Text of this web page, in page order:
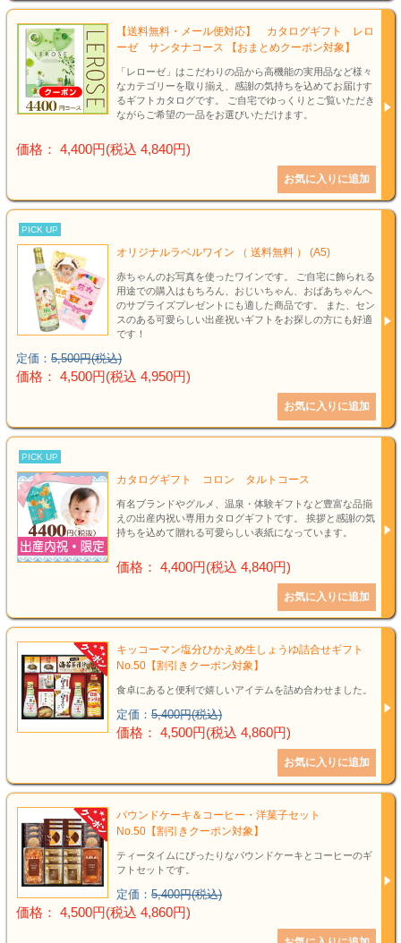
【送料無料・メール便対応】 カタログギフト レロ
ーゼ サンタナコース 【おまとめクーポン対象】
「レローゼ」はこだわりの品から高機能の実用品など様々
なカテゴリーを取り揃え、感謝の気持ちを込めてお届けす
るギフトカタログです。 ご自宅でゆっくりとご覧いただき
ながらご希望の一品をお選びいただけます。
価格： 4,400円(税込 4,840円)
PICK UP
オリジナルラベルワイン （ 送料無料 ） (A5)
赤ちゃんのお写真を使ったワインです。 ご自宅に飾られる
用途での購入はもちろん、おじいちゃん、おばあちゃんへ
のサプライズプレゼントにも適した商品です。 また、セン
スのある可愛らしい出産祝いギフトをお探しの方にも好適
です！
定価： 5,500円(税込)
価格： 4,500円(税込 4,950円)
PICK UP
カタログギフト コロン タルトコース
有名ブランドやグルメ、温泉・体験ギフトなど豊富な品揃
えの出産内祝い専用カタログギフトです。 挨拶と感謝の気
持ちを込めて贈れる可愛らしい表紙になっています。
価格： 4,400円(税込 4,840円)
キッコーマン塩分ひかえめ生しょうゆ詰合せギフト
No.50【割引きクーポン対象】
食卓にあると便利で嬉しいアイテムを詰め合わせました。
定価： 5,400円(税込)
価格： 4,500円(税込 4,860円)
パウンドケーキ＆コーヒー・洋菓子セット
No.50【割引きクーポン対象】
ティータイムにぴったりなパウンドケーキとコーヒーのギ
フトセットです。
定価： 5,400円(税込)
価格： 4,500円(税込 4,860円)